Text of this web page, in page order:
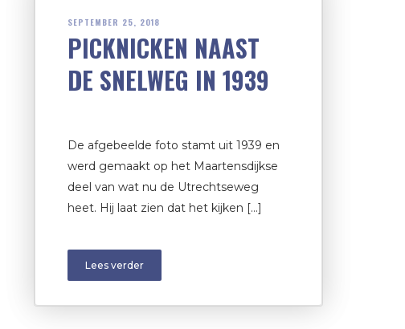
SEPTEMBER 25, 2018
PICKNICKEN NAAST
DE SNELWEG IN 1939
De afgebeelde foto stamt uit 1939 en
werd gemaakt op het Maartensdijkse
deel van wat nu de Utrechtseweg
heet. Hij laat zien dat het kijken […]
Lees verder